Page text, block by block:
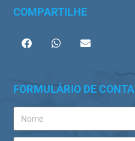
COMPARTILHE
FORMULÁRIO DE